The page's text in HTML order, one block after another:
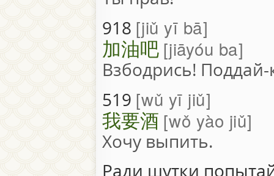
918 jiǔ yī bā
加油吧 jiāyóu ba
Взбодрись! Поддай-
519 wǔ yī jiǔ
我要酒 wǒ yào jiǔ
Хочу выпить.
Ради шутки